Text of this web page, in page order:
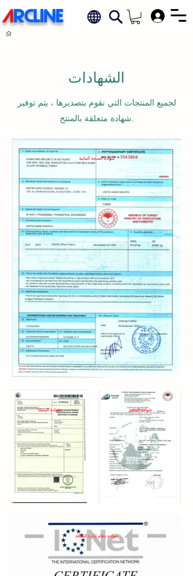
ARCLINE
الشهادات
لجميع المنتجات التي نقوم بتصديرها ، يتم توفير
شهادة متعلقة بالمنتج.
شهادة الصحة النباتية
شهادة المنشأ شهادة التبخير
شهادة نظام إدارة الطاقة